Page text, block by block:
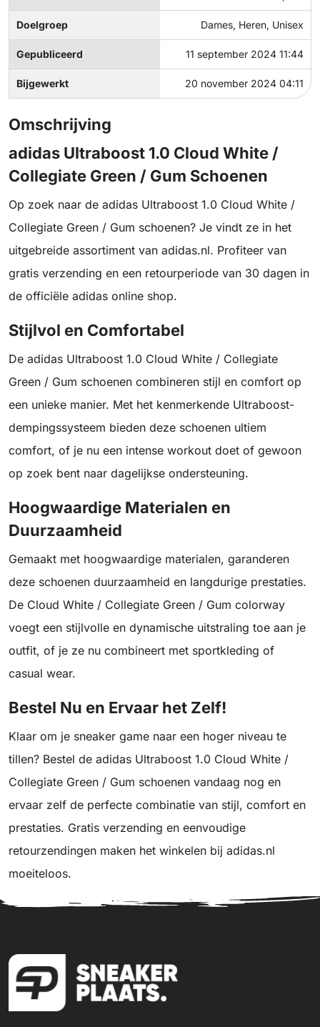
Doelgroep Dames, Heren, Unisex
Gepubliceerd 11 september 2024 11:44
Bijgewerkt 20 november 2024 04:11
Omschrijving
adidas Ultraboost 1.0 Cloud White /
Collegiate Green / Gum Schoenen
Op zoek naar de adidas Ultraboost 1.0 Cloud White /
Collegiate Green / Gum schoenen? Je vindt ze in het
uitgebreide assortiment van adidas.nl. Profiteer van
gratis verzending en een retourperiode van 30 dagen in
de officiële adidas online shop.
Stijlvol en Comfortabel
De adidas Ultraboost 1.0 Cloud White / Collegiate
Green / Gum schoenen combineren stijl en comfort op
een unieke manier. Met het kenmerkende Ultraboost-
dempingssysteem bieden deze schoenen ultiem
comfort, of je nu een intense workout doet of gewoon
op zoek bent naar dagelijkse ondersteuning.
Hoogwaardige Materialen en
Duurzaamheid
Gemaakt met hoogwaardige materialen, garanderen
deze schoenen duurzaamheid en langdurige prestaties.
De Cloud White / Collegiate Green / Gum colorway
voegt een stijlvolle en dynamische uitstraling toe aan je
outfit, of je ze nu combineert met sportkleding of
casual wear.
Bestel Nu en Ervaar het Zelf!
Klaar om je sneaker game naar een hoger niveau te
tillen? Bestel de adidas Ultraboost 1.0 Cloud White /
Collegiate Green / Gum schoenen vandaag nog en
ervaar zelf de perfecte combinatie van stijl, comfort en
prestaties. Gratis verzending en eenvoudige
retourzendingen maken het winkelen bij adidas.nl
moeiteloos.